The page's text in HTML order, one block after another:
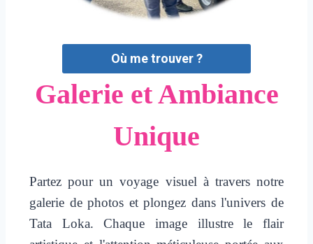
Où me trouver ?
Galerie et Ambiance
Unique
Partez pour un voyage visuel à travers notre
galerie de photos et plongez dans l'univers de
Tata Loka. Chaque image illustre le flair